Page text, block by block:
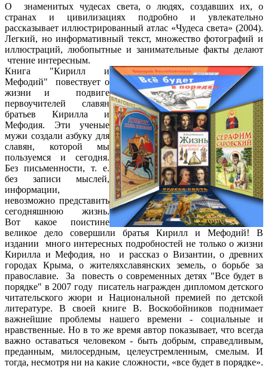
О знаменитых чудесах света, о людях, создавших их, о
странах и цивилизациях подробно и увлекательно
рассказывает иллюстрированный атлас «Чудеса света» (2004).
Легкий, но информативный текст, множество фотографий и
иллюстраций, любопытные и занимательные факты делают
чтение интересным.
Книга "Кирилл и
Мефодий" повествует о
жизни и подвиге
первоучителей славян
братьев Кирилла и
Мефодия. Эти ученые
мужи создали азбуку для
славян, которой мы
пользуемся и сегодня.
Без письменности, т. е.
без записи мыслей,
информации,
невозможно представить
сегодняшнюю жизнь.
Вот какое поистине
великое дело совершили братья Кирилл и Мефодий! В
издании много интересных подробностей не только о жизни
Кирилла и Мефодия, но и рассказ о Византии, о древних
городах Крыма, о жителяхславянских земель, о борьбе за
православие. За повесть о современных детях "Все будет в
порядке" в 2007 году писатель награжден дипломом детского
читательского жюри и Национальной премией по детской
литературе. В своей книге В. Воскобойников поднимает
важнейшие проблемы нашего времени - социальные и
нравственные. Но в то же время автор показывает, что всегда
важно оставаться человеком - быть добрым, справедливым,
преданным, милосердным, целеустремленным, смелым. И
тогда, несмотря ни на какие сложности, «все будет в порядке».